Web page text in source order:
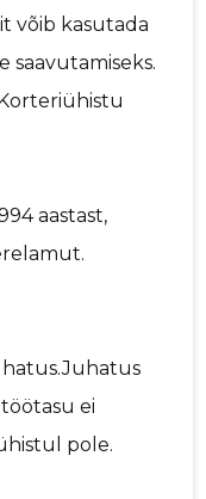
võib kasutada
saavutamiseks.
aastast,
ei
pole.